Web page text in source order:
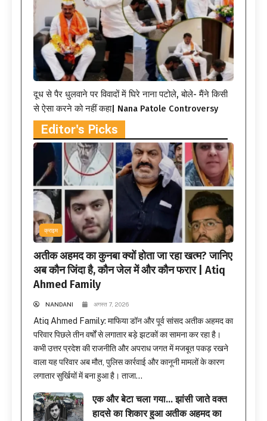
दूध से पैर धुलवाने पर विवादों में घिरे नाना पटोले, बोले- मैंने किसी
से ऐसा करने को नहीं कहा| Nana Patole Controversy
Editor's Picks
क्राइम
अतीक अहमद का कुनबा क्यों होता जा रहा खत्म? जानिए
अब कौन जिंदा है, कौन जेल में और कौन फरार | Atiq
Ahmed Family
NANDANI अगस्त 7, 2026
Atiq Ahmed Family: माफिया डॉन और पूर्व सांसद अतीक अहमद का
परिवार पिछले तीन वर्षों से लगातार बड़े झटकों का सामना कर रहा है।
कभी उत्तर प्रदेश की राजनीति और अपराध जगत में मजबूत पकड़ रखने
वाला यह परिवार अब मौत, पुलिस कार्रवाई और कानूनी मामलों के कारण
लगातार सुर्खियों में बना हुआ है। ताजा...
एक और बेटा चला गया… झांसी जाते वक्त
हादसे का शिकार हुआ अतीक अहमद का